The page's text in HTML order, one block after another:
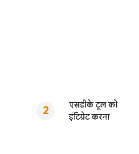
एसडीके टूल को
इंटिग्रेट करना